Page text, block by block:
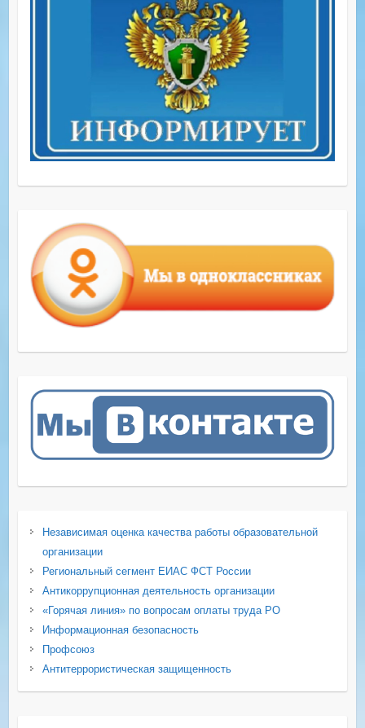
Независимая оценка качества работы образовательной
организации
Региональный сегмент ЕИАС ФСТ России
Антикоррупционная деятельность организации
«Горячая линия» по вопросам оплаты труда РО
Информационная безопасность
Профсоюз
Антитеррористическая защищенность